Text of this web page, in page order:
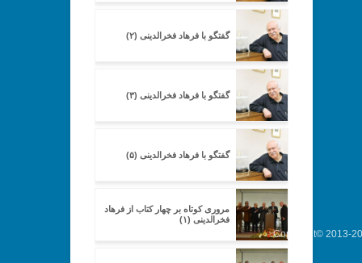
گفتگو با فرهاد فخرالدینی (۲)
گفتگو با فرهاد فخرالدینی (۳)
گفتگو با فرهاد فخرالدینی (۵)
مروری کوتاه بر چهار کتاب از فرهاد
فخرالدینی (۱)
Copyright© 2013-